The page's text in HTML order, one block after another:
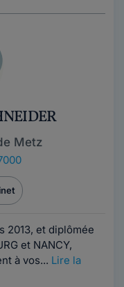
Metz
2013, et diplômée
et NANCY,
à vos... Lire la